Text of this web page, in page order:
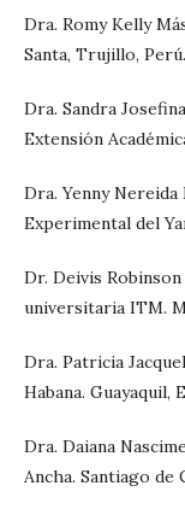
Dra. Romy Kelly
Santa, Trujillo, Perú.
Dra. Sandra
Extensión
Dra. Yenny
Experimental del
Dr. Deivis
universitaria ITM.
Dra. Patricia
Habana. Guayaquil,
Dra. Daiana
Ancha. Santiago de